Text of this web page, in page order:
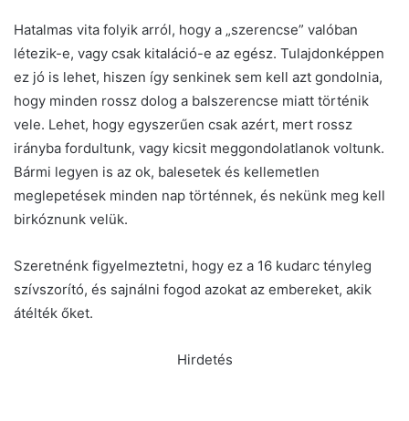
Hatalmas vita folyik arról, hogy a „szerencse” valóban
létezik-e, vagy csak kitaláció-e az egész. Tulajdonképpen
ez jó is lehet, hiszen így senkinek sem kell azt gondolnia,
hogy minden rossz dolog a balszerencse miatt történik
vele. Lehet, hogy egyszerűen csak azért, mert rossz
irányba fordultunk, vagy kicsit meggondolatlanok voltunk.
Bármi legyen is az ok, balesetek és kellemetlen
meglepetések minden nap történnek, és nekünk meg kell
birkóznunk velük.
Szeretnénk figyelmeztetni, hogy ez a 16 kudarc tényleg
szívszorító, és sajnálni fogod azokat az embereket, akik
átélték őket.
Hirdetés